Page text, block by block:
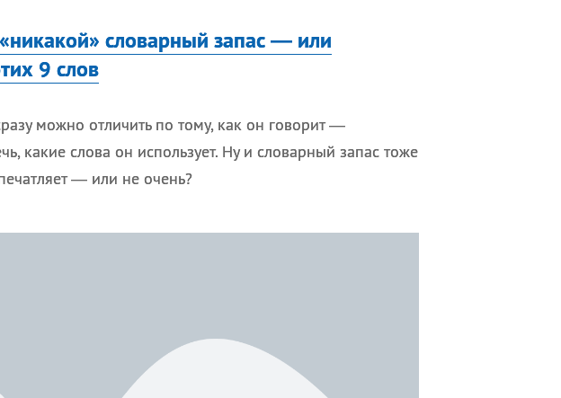
«никакой» словарный запас — или
9 слов
можно отличить по тому, как он говорит —
какие слова он использует. Ну и словарный запас тоже
— или не очень?